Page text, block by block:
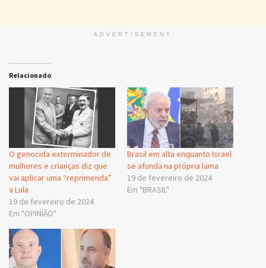
ADVERTISEMENT
Relacionado
O genocida exterminador de
mulheres e crianças diz que
vai aplicar uma “reprimenda”
a Lula
19 de fevereiro de 2024
Em "OPINIÃO"
Brasil em alta enquanto Israel
se afunda na própria lama
19 de fevereiro de 2024
Em "BRASIL"